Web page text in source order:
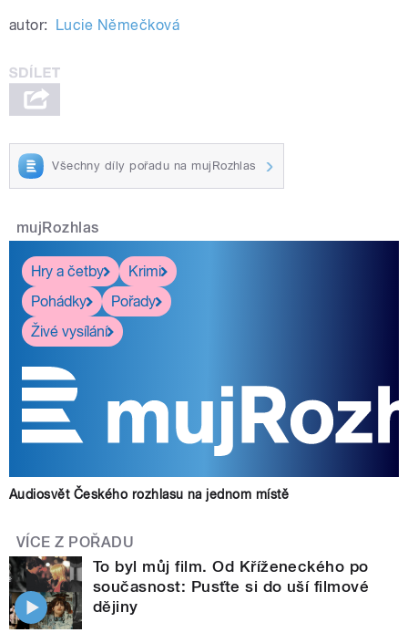
autor: Lucie Němečková
Všechny díly pořadu na mujRozhlas
mujRozhlas
Hry a četby
Krimi
Pohádky
Pořady
Živé vysílání
Audiosvět Českého rozhlasu na jednom místě
VÍCE Z POŘADU
To byl můj film. Od Kříženeckého po
současnost: Pusťte si do uší filmové
dějiny